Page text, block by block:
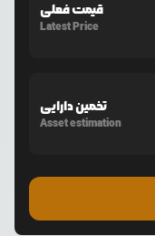
قیمت فعلی
Latest Price
تخمین دارایی
Asset estimation